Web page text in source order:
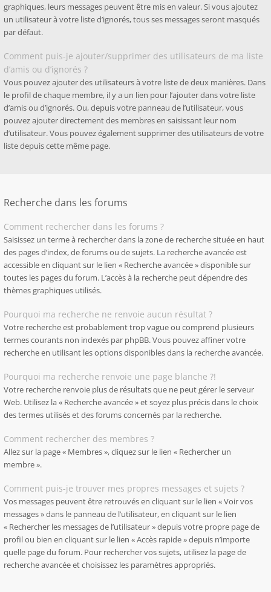
graphiques, leurs messages peuvent être mis en valeur. Si vous ajoutez
un utilisateur à votre liste d’ignorés, tous ses messages seront masqués
par défaut.
Comment puis-je ajouter/supprimer des utilisateurs de ma liste
d’amis ou d’ignorés ?
Vous pouvez ajouter des utilisateurs à votre liste de deux manières. Dans
le profil de chaque membre, il y a un lien pour l’ajouter dans votre liste
d’amis ou d’ignorés. Ou, depuis votre panneau de l’utilisateur, vous
pouvez ajouter directement des membres en saisissant leur nom
d’utilisateur. Vous pouvez également supprimer des utilisateurs de votre
liste depuis cette même page.
Recherche dans les forums
Comment rechercher dans les forums ?
Saisissez un terme à rechercher dans la zone de recherche située en haut
des pages d’index, de forums ou de sujets. La recherche avancée est
accessible en cliquant sur le lien « Recherche avancée » disponible sur
toutes les pages du forum. L’accès à la recherche peut dépendre des
thèmes graphiques utilisés.
Pourquoi ma recherche ne renvoie aucun résultat ?
Votre recherche est probablement trop vague ou comprend plusieurs
termes courants non indexés par phpBB. Vous pouvez affiner votre
recherche en utilisant les options disponibles dans la recherche avancée.
Pourquoi ma recherche renvoie une page blanche ?!
Votre recherche renvoie plus de résultats que ne peut gérer le serveur
Web. Utilisez la « Recherche avancée » et soyez plus précis dans le choix
des termes utilisés et des forums concernés par la recherche.
Comment rechercher des membres ?
Allez sur la page « Membres », cliquez sur le lien « Rechercher un
membre ».
Comment puis-je trouver mes propres messages et sujets ?
Vos messages peuvent être retrouvés en cliquant sur le lien « Voir vos
messages » dans le panneau de l’utilisateur, en cliquant sur le lien
« Rechercher les messages de l’utilisateur » depuis votre propre page de
profil ou bien en cliquant sur le lien « Accès rapide » depuis n’importe
quelle page du forum. Pour rechercher vos sujets, utilisez la page de
recherche avancée et choisissez les paramètres appropriés.